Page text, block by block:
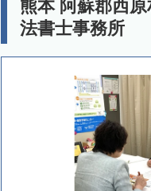
熊本 阿蘇郡西
法書士事務所